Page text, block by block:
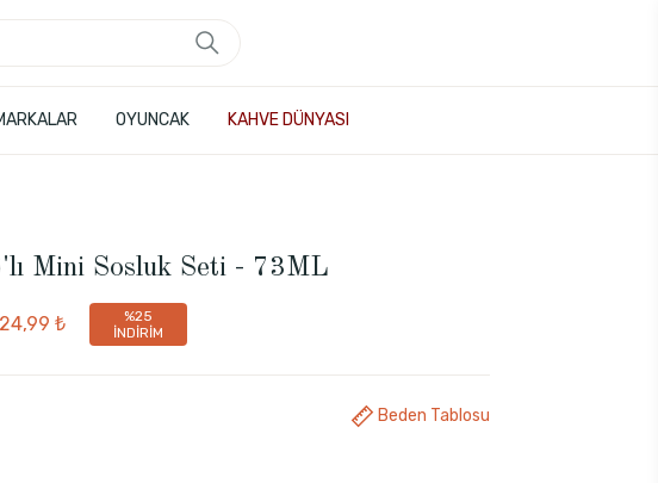
OYUNCAK KAHVE DÜNYASI
Mini Sosluk Seti - 73ML
₺
%25
İNDİRİM
Beden Tablosu